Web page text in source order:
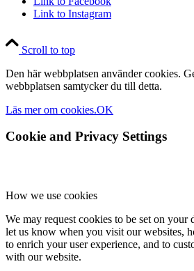
Link to Instagram
Scroll to top
Den här webbplatsen använder cookies.
webbplatsen samtycker du till detta.
Läs mer om cookies.OK
Cookie and Privacy Settings
How we use cookies
We may request cookies to be set on your
let us know when you visit our websites,
to enrich your user experience, and to
with our website.